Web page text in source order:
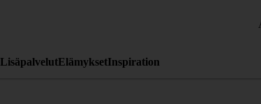
LisäpalvelutElämyksetInspiration